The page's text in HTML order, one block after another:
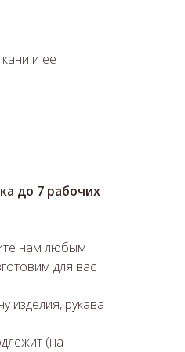
и ее
до 7 рабочих
нам любым
для вас
изделия, рукава
(на